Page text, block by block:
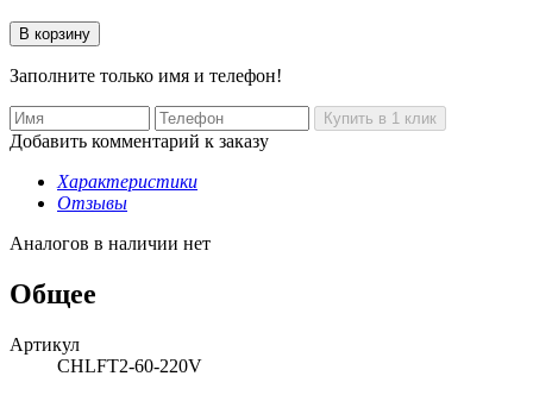
Заполните только имя и телефон!
Добавить комментарий к заказу
Характеристики
Отзывы
Аналогов в наличии нет
Общее
Артикул
CHLFT2-60-220V